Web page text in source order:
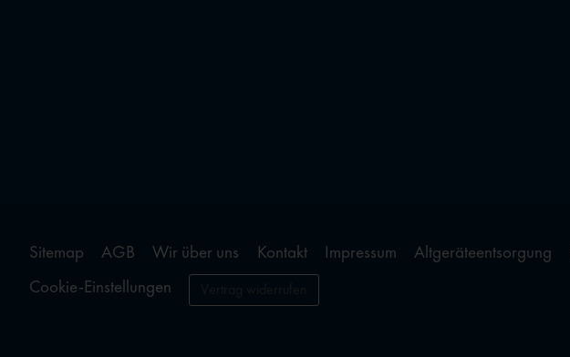
Sitemap AGB Wir über uns Kontakt Impressum Altgeräteentsorgung
Cookie-Einstellungen